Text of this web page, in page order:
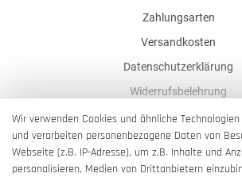
Zahlungsarten
Versandkosten
Datenschutzerklärung
Widerrufsbelehrung
AGB
Impressum
Barrierefreiheitserklärung
Wir verwenden Cookies und ähnliche
und verarbeiten personenbezogene Daten von
Webseite (z.B. IP-Adresse), um z.B. Inhalte und
personalisieren, Medien von Drittanbietern